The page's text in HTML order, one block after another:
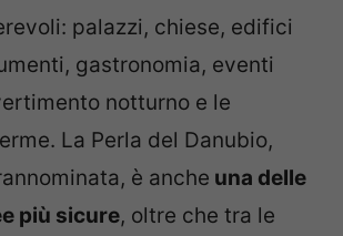
palazzi, chiese, edifici
gastronomia, eventi
notturno e le
La Perla del Danubio,
è anche una delle
più sicure, oltre che tra le